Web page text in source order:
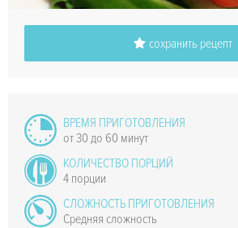
сохранить рецепт
ВРЕМЯ ПРИГОТОВЛЕНИЯ
от 30 до 60 минут
КОЛИЧЕСТВО ПОРЦИЙ
4 порции
СЛОЖНОСТЬ ПРИГОТОВЛЕНИЯ
Средняя сложность